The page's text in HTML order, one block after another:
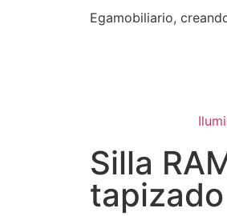
Egamobiliario,
Silla